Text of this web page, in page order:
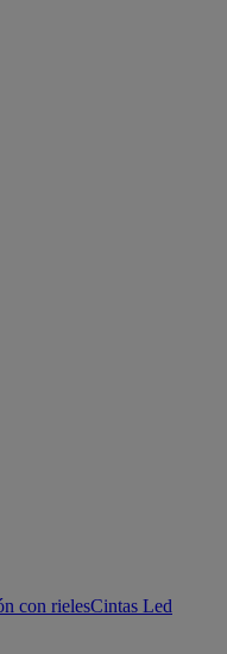
con rielesCintas Led